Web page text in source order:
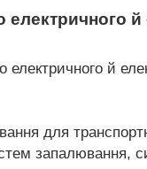
й
й
для
запалювання,